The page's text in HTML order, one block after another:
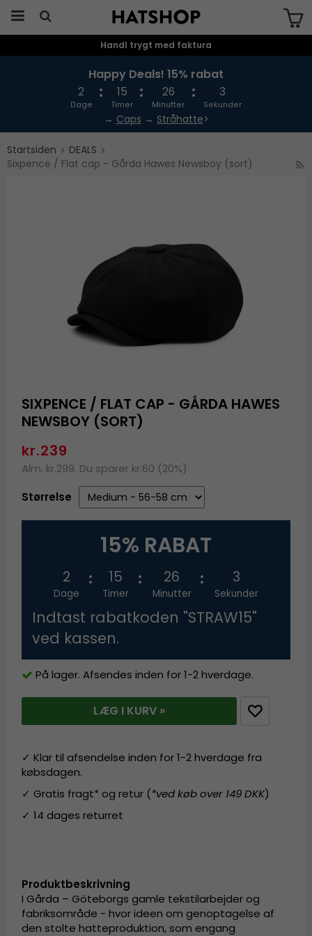
Produktet er blevet tilføjet til din
Handl trygt med faktura
Happy Deals! 15% rabat
2
Dage
15
Timer
26
Minutter
2
Sekunder
→ Caps → Stråhatte>
Startsiden
DEALS
Sixpence / Flat cap - Gårda Hawes Newsboy (sort)
SIXPENCE / FLAT CAP - GÅRDA HAWES
NEWSBOY (SORT)
kr.239
Alm. kr.299. Du sparer kr.60 (20%)
Størrelse
15% RABAT
2
Dage
15
Timer
26
Minutter
2
Sekunder
Indtast rabatkoden "STRAW15"
ved kassen.
På lager. Afsendes inden for 1-2 hverdage.
LÆG I KURV »
✓ Klar til afsendelse inden for 1-2 hverdage fra
købsdagen.
✓ Gratis fragt* og retur (*ved køb over 149 DKK)
✓ 14 dages returret
Produktbeskrivning
I Gårda – Göteborgs gamle tekstilarbejder og
fabriksområde - hvor ideen om genoptagelse af
den stolte hatteproduktion, som engang